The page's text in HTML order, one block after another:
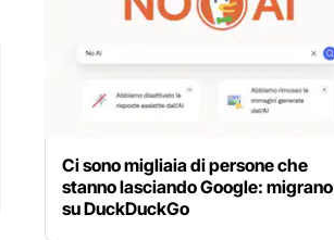
Ci sono migliaia di persone che
stanno lasciando Google: migrano
su DuckDuckGo